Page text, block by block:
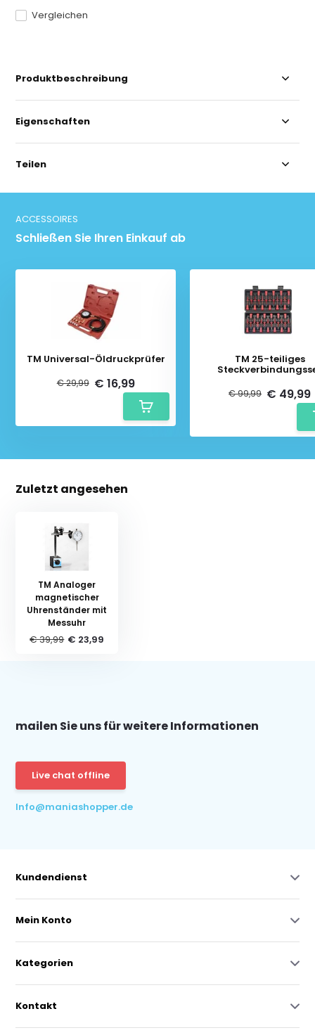
Vergleichen
Produktbeschreibung
Eigenschaften
Teilen
ACCESSOIRES
Schließen Sie Ihren Einkauf ab
TM Universal-Öldruckprüfer
€ 29,99 € 16,99
TM 25-teiliges
€ 99,99 € 49,99
Zuletzt angesehen
TM Analoger
magnetischer
Uhrenständer mit
Messuhr
€ 39,99 € 23,99
mailen Sie uns für weitere Informationen
Live chat offline
Info@maniashopper.de
Kundendienst
Mein Konto
Kategorien
Kontakt